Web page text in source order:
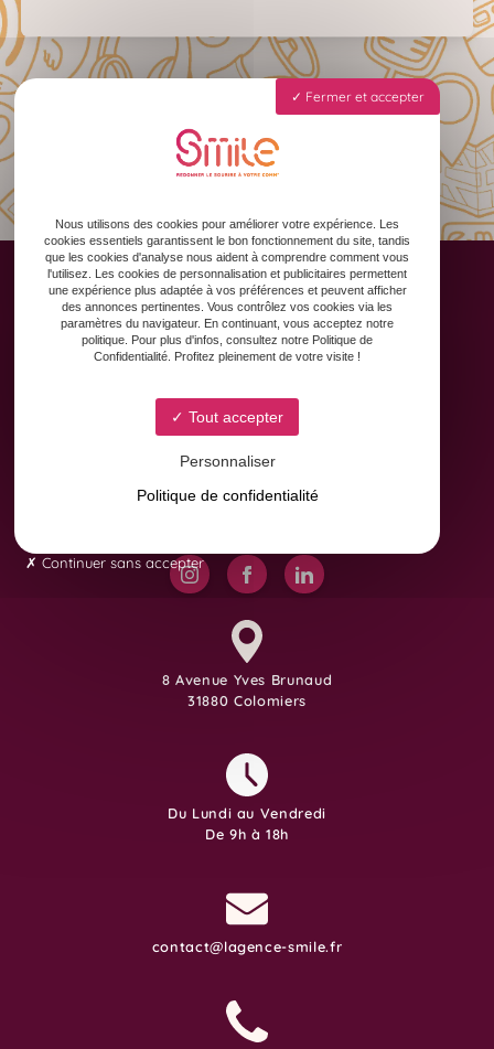
Accueil
Animation des réseaux sociaux
Graphisme & Design
Contact
8 Avenue Yves Brunaud
31880 Colomiers
Du Lundi au Vendredi
De 9h à 18h
contact@lagence-smile.fr
Fermer et accepter
Nous utilisons des cookies pour améliorer votre expérience. Les
cookies essentiels garantissent le bon fonctionnement du site, tandis
que les cookies d'analyse nous aident à comprendre comment vous
l'utilisez. Les cookies de personnalisation et publicitaires permettent
une expérience plus adaptée à vos préférences et peuvent afficher
des annonces pertinentes. Vous contrôlez vos cookies via les
paramètres du navigateur. En continuant, vous acceptez notre
politique. Pour plus d'infos, consultez notre Politique de
Confidentialité. Profitez pleinement de votre visite !
Tout accepter
Personnaliser
Politique de confidentialité
Continuer sans accepter